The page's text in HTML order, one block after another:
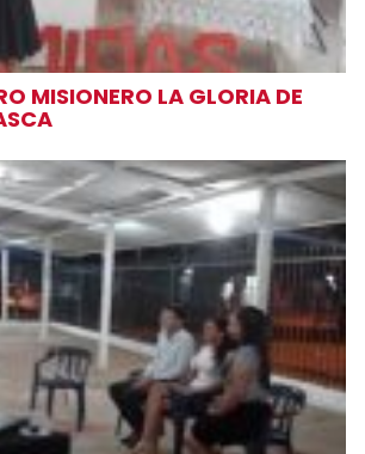
MISIONERO LA GLORIA DE